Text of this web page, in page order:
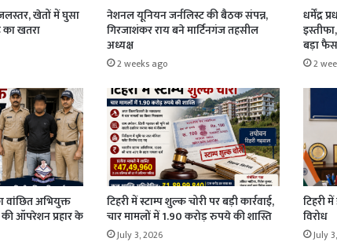
खेतों में घुसा
का खतरा
नेशनल यूनियन जर्नलिस्ट की बैठक संपन्न,
गिरजाशंकर राय बने मार्टिनगंज तहसील
अध्यक्ष
2 weeks ago
धर्मेंद्र
बड़ा
2
अभियुक्त
की ऑपरेशन प्रहार के
टिहरी में स्टाम्प शुल्क चोरी पर बड़ी कार्रवाई,
चार मामलों में 1.90 करोड़ रुपये की शास्ति
July 3, 2026
टिहरी
विरोध
July